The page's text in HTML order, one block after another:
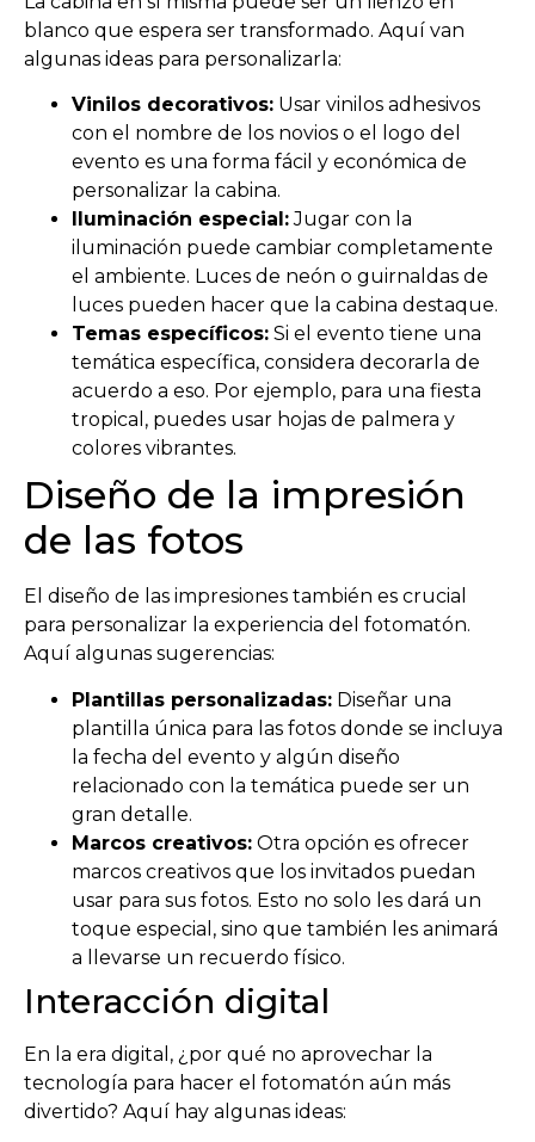
blanco que espera ser transformado. Aquí van
algunas ideas para personalizarla:
Vinilos decorativos: Usar vinilos adhesivos
con el nombre de los novios o el logo del
evento es una forma fácil y económica de
personalizar la cabina.
Iluminación especial:Jugar con la
iluminación puede cambiar completamente
el ambiente. Luces de neón o guirnaldas de
luces pueden hacer que la cabina destaque.
Temas específicos: Si el evento tiene una
temática específica, considera decorarla de
acuerdo a eso. Por ejemplo, para una fiesta
tropical, puedes usar hojas de palmera y
colores vibrantes.
Diseño de la impresión
de las fotos
El diseño de las impresiones también es crucial
para personalizar la experiencia del fotomatón.
Aquí algunas sugerencias:
Plantillas personalizadas: Diseñar una
plantilla única para las fotos donde se incluya
la fecha del evento y algún diseño
relacionado con la temática puede ser un
gran detalle.
Marcos creativos: Otra opción es ofrecer
marcos creativos que los invitados puedan
usar para sus fotos. Esto no solo les dará un
toque especial, sino que también les animará
a llevarse un recuerdo físico.
Interacción digital
En la era digital, ¿por qué no aprovechar la
tecnología para hacer el fotomatón aún más
divertido? Aquí hay algunas ideas: